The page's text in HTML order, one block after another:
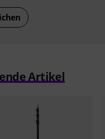
Artikel